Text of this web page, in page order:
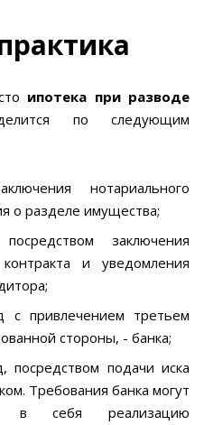
ипотека при разводе
по следующим
нотариального
о разделе имущества;
заключения
и уведомления
с привлечением третьем
стороны, - банка;
посредством подачи иска
Требования банка могут
в себя реализацию